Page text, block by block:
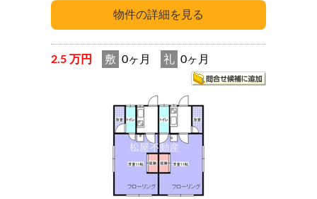
2.5 万円 敷 0ヶ月 礼 0ヶ月